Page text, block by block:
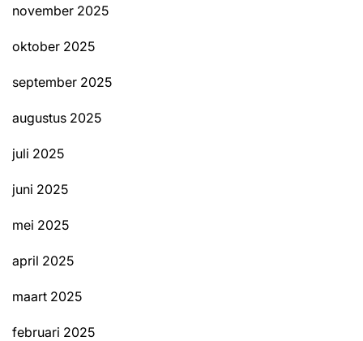
november 2025
oktober 2025
september 2025
augustus 2025
juli 2025
juni 2025
mei 2025
april 2025
maart 2025
februari 2025